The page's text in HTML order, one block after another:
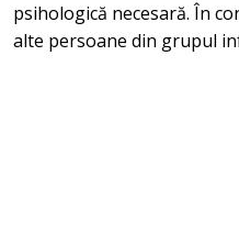
psihologică necesară. În
alte persoane din grupul